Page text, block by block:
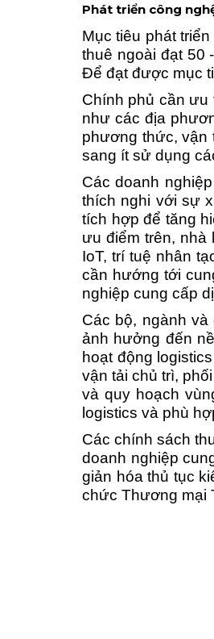
Phát triển công
Mục tiêu phát triển
thuê ngoài đạt 50
Để đạt được mục
Chính phủ cần ưu
như các địa
phương thức, vận
sang ít sử dụng
Các doanh
thích nghi với sự
tích hợp để tăng
ưu điểm trên, nhà
IoT, trí tuệ nhân
cần hướng tới
nghiệp cung cấp
Các bộ, ngành
ảnh hưởng đến
hoạt động
vận tải chủ trì,
và quy hoạch
logistics và phù
Các chính sách
doanh nghiệp
giản hóa thủ tục
chức Thương mại